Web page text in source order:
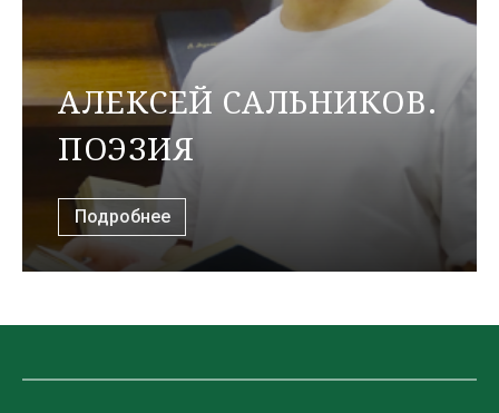
АЛЕКСЕЙ САЛЬНИКОВ.
ПОЭЗИЯ
Подробнее